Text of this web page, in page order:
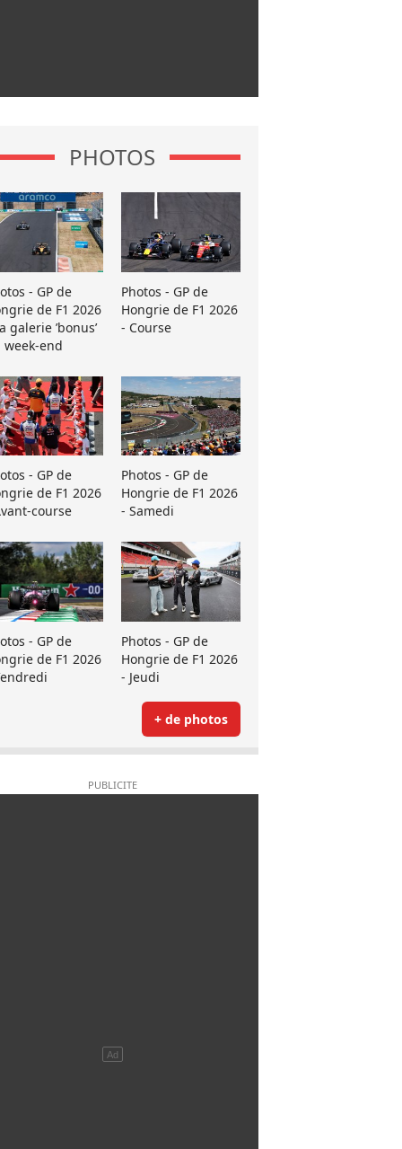
PHOTOS
- GP de
de F1 2026
galerie ’bonus’
week-end
Photos - GP de
Hongrie de F1 2026
- Course
- GP de
de F1 2026
course
Photos - GP de
Hongrie de F1 2026
- Samedi
- GP de
de F1 2026
Photos - GP de
Hongrie de F1 2026
- Jeudi
+ de photos